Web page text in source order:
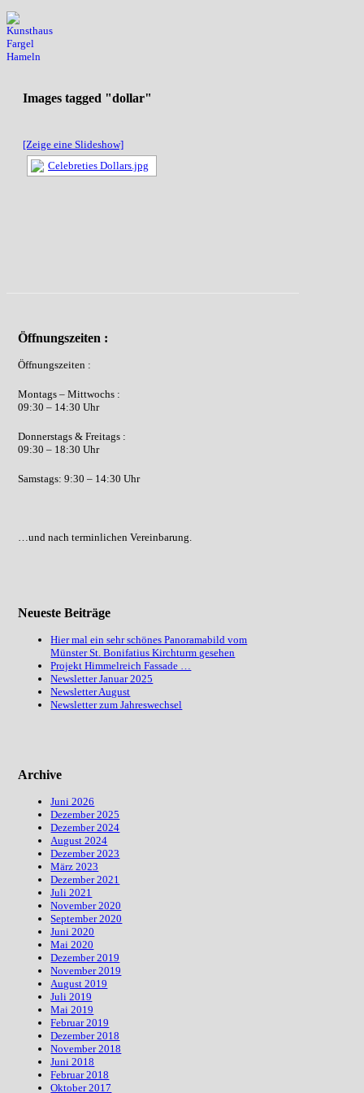
Images tagged "dollar"
[Zeige eine Slideshow]
Öffnungszeiten :
Öffnungszeiten :
Montags – Mittwochs :
09:30 – 14:30 Uhr
Donnerstags & Freitags :
09:30 – 18:30 Uhr
Samstags: 9:30 – 14:30 Uhr
…und nach terminlichen Vereinbarung.
Neueste Beiträge
Hier mal ein sehr schönes Panoramabild vom
Münster St. Bonifatius Kirchturm gesehen
Projekt Himmelreich Fassade …
Newsletter Januar 2025
Newsletter August
Newsletter zum Jahreswechsel
Archive
Juni 2026
Dezember 2025
Dezember 2024
August 2024
Dezember 2023
März 2023
Dezember 2021
Juli 2021
November 2020
September 2020
Juni 2020
Mai 2020
Dezember 2019
November 2019
August 2019
Juli 2019
Mai 2019
Februar 2019
Dezember 2018
November 2018
Juni 2018
Februar 2018
Oktober 2017